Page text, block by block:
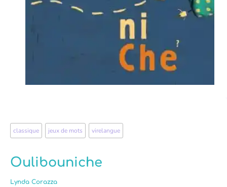
classique jeux de mots virelangue
Oulibouniche
Lynda Corazza